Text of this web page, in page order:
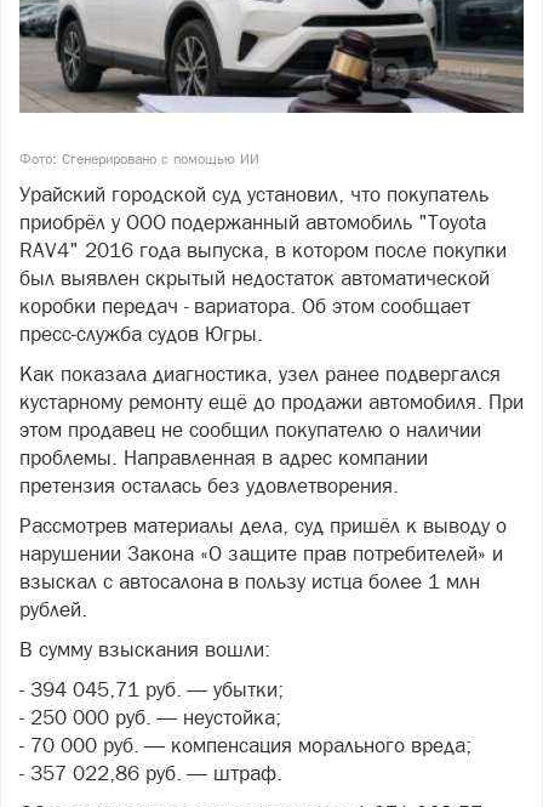
Фото: Сгенерировано с помощью ИИ
Урайский городской суд установил, что покупатель
приобрёл у ООО подержанный автомобиль "Toyota
RAV4" 2016 года выпуска, в котором после покупки
был выявлен скрытый недостаток автоматической
коробки передач - вариатора. Об этом сообщает
пресс-служба судов Югры.
Как показала диагностика, узел ранее подвергался
кустарному ремонту ещё до продажи автомобиля. При
этом продавец не сообщил покупателю о наличии
проблемы. Направленная в адрес компании
претензия осталась без удовлетворения.
Рассмотрев материалы дела, суд пришёл к выводу о
нарушении Закона «О защите прав потребителей» и
взыскал с автосалона в пользу истца более 1 млн
рублей.
В сумму взыскания вошли:
- 394 045,71 руб. — убытки;
- 250 000 руб. — неустойка;
- 70 000 руб. — компенсация морального вреда;
- 357 022,86 руб. — штраф.